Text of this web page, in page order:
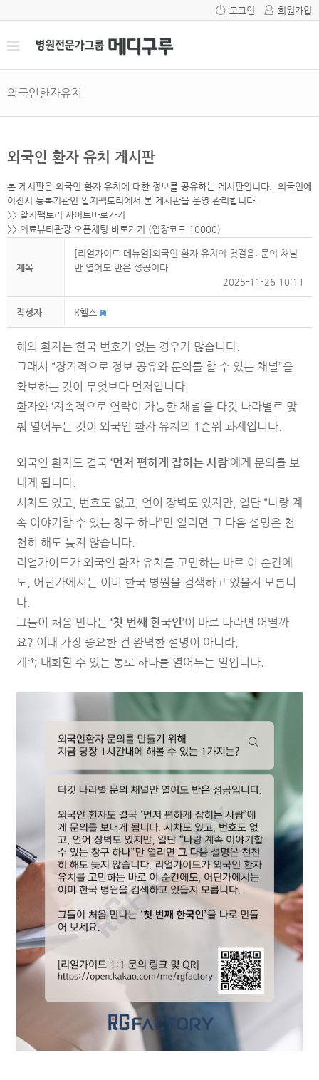
로그인 회원가입
외국인환자유치
외국인 환자 유치 게시판
본 게시판은 외국인 환자 유치에 대한 정보를 공유하는 게시판입니다. 외국인에
이전시 등록기관인 알지팩토리에서 본 게시판을 운영 관리합니다.
>> 알지팩토리 사이트바로가기
>> 의료뷰티관광 오픈채팅 바로가기 (입장코드 10000)
제목
[리얼가이드 메뉴얼]외국인 환자 유치의 첫걸음: 문의 채널
만 열어도 반은 성공이다
2025-11-26 10:11
작성자 K헬스
해외 환자는 한국 번호가 없는 경우가 많습니다.
그래서 “장기적으로 정보 공유와 문의를 할 수 있는 채널”을
확보하는 것이 무엇보다 먼저입니다.
환자와 ‘지속적으로 연락이 가능한 채널’을 타깃 나라별로 맞
춰 열어두는 것이 외국인 환자 유치의 1순위 과제입니다.
외국인 환자도 결국 ‘먼저 편하게 잡히는 사람’에게 문의를 보
내게 됩니다.
시차도 있고, 번호도 없고, 언어 장벽도 있지만, 일단 “나랑 계
속 이야기할 수 있는 창구 하나”만 열리면 그 다음 설명은 천
천히 해도 늦지 않습니다.
리얼가이드가 외국인 환자 유치를 고민하는 바로 이 순간에
도, 어딘가에서는 이미 한국 병원을 검색하고 있을지 모릅니
다.
그들이 처음 만나는 ‘첫 번째 한국인’이 바로 나라면 어떨까
요? 이때 가장 중요한 건 완벽한 설명이 아니라,
계속 대화할 수 있는 통로 하나를 열어두는 일입니다.